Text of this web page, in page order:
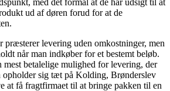
ud af døren forud for at de
præsterer levering uden omkostninger, men
når man indkøber for et bestemt beløb.
mest betalelige mulighed for levering, der
opholder sig tæt på Kolding, Brønderslev
at få fragtfirmaet til at bringe pakken til en